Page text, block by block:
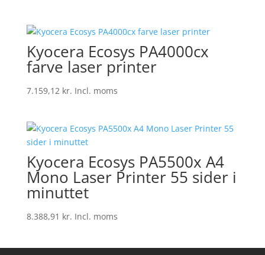
Kyocera Ecosys PA4000cx
farve laser printer
7.159,12 kr. Incl. moms
Kyocera Ecosys PA5500x A4
Mono Laser Printer 55 sider i
minuttet
8.388,91 kr. Incl. moms